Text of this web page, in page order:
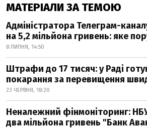
МАТЕРІАЛИ ЗА ТЕМОЮ
Адміністратора Телеграм-
на 5,2 мільйона гривень: яке
8 ЛИПНЯ, 14:50
Штрафи до 17 тисяч: у Раді
покарання за перевищення
23 ЧЕРВНЯ, 18:20
Неналежний фінмоніторинг:
два мільйона гривень "Банк